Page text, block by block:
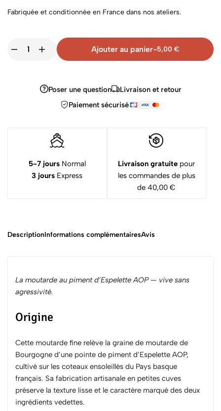
Fabriquée et conditionnée en France dans nos ateliers.
Ajouter au panier-5,00 €
Poser une question
Livraison et retour
Paiement sécurisé
5-7 joursNormal
3 jours Express
Livraison gratuite pour
les commandes de plus
de 40,00 €
DescriptionInformations complémentairesAvis
La moutarde au piment d’Espelette AOP — vive sans
agressivité.
Origine
Cette moutarde fine relève la graine de moutarde de
Bourgogne d’une pointe de piment d’Espelette AOP,
cultivé sur les coteaux ensoleillés du Pays basque
français. Sa fabrication artisanale en petites cuves
préserve la texture lisse et le caractère marqué des deux
ingrédients vedettes.